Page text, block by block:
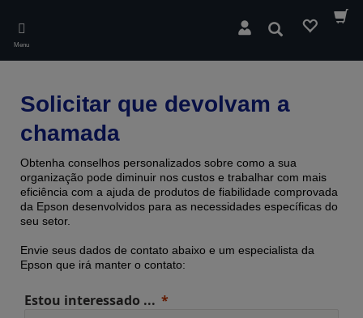
main
content
Menu
Pesquisar
Solicitar que devolvam a
chamada
Obtenha conselhos personalizados sobre como a sua
organização pode diminuir nos custos e trabalhar com mais
eficiência com a ajuda de produtos de fiabilidade comprovada ​​
da Epson desenvolvidos para as necessidades específicas do
seu setor.
Envie seus dados de contato abaixo e um especialista da
Epson que irá manter o contato:
Estou interessado ...